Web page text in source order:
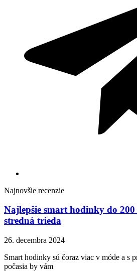
Najnovšie recenzie
Najlepšie smart hodinky do
stredná trieda
26. decembra 2024
Smart hodinky sú čoraz viac v móde a s
počasia by vám